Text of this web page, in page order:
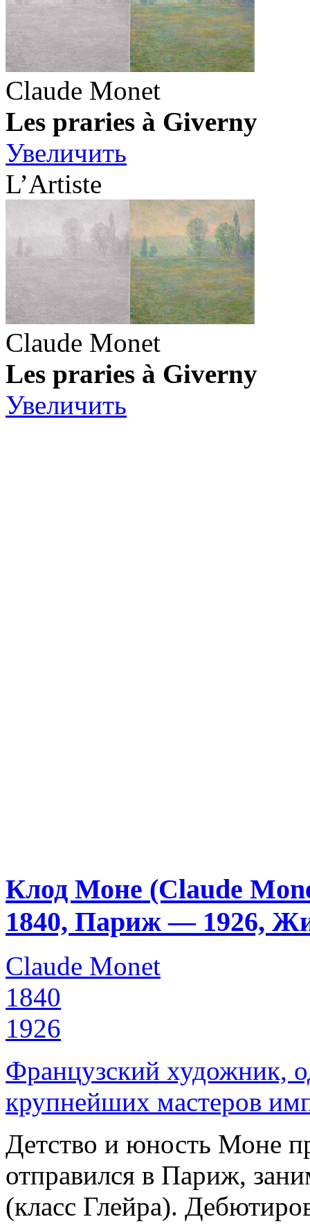
Claude Monet
Les praries à Giverny
Увеличить
L’Artiste
Claude Monet
Les praries à Giverny
Увеличить
Клод Моне (Claude
1840, Париж — 1926,
Claude Monet
1840
1926
Французский художник,
крупнейших мастеров
Детство и юность Моне
отправился в Париж,
(класс Глейра).